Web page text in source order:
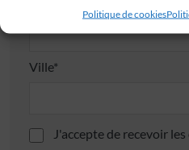
Politique de cookies
Ville*
J'accepte de recevoir